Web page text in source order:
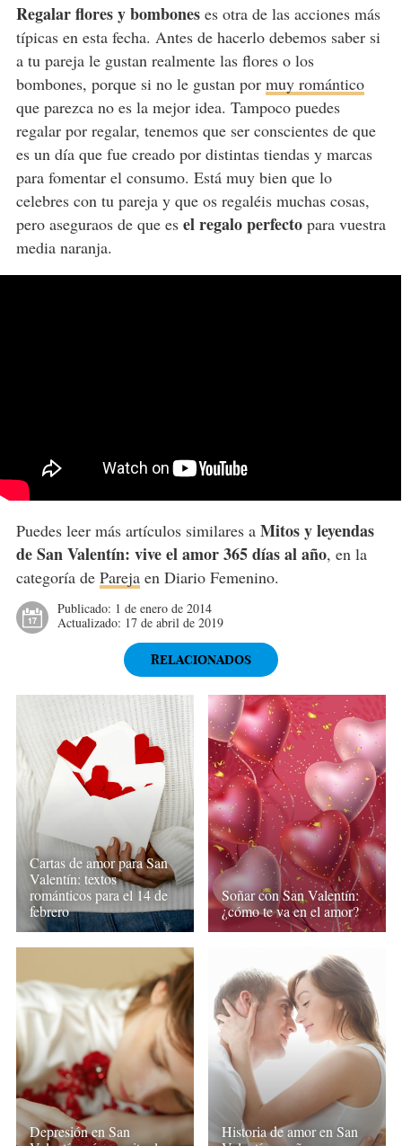
Regalar flores y bomboneses otra de las acciones más
típicas en esta fecha. Antes de hacerlo debemos saber si
a tu pareja le gustan realmente las flores o los
bombones, porque si no le gustan por muy romántico
que parezca no es la mejor idea. Tampoco puedes
regalar por regalar, tenemos que ser conscientes de que
es un día que fue creado por distintas tiendas y marcas
para fomentar el consumo. Está muy bien que lo
celebres con tu pareja y que os regaléis muchas cosas,
pero aseguraos de que es el regalo perfectopara vuestra
media naranja.
Puedes leer más artículos similares a Mitos y leyendas
de San Valentín: vive el amor 365 días al año, en la
categoría de Parejaen Diario Femenino.
Publicado: 1 de enero de 2014
Actualizado: 17 de abril de 2019
RELACIONADOS
Cartas de amor para San
Valentín: textos
románticos para el 14 de
febrero
Soñar con San Valentín:
¿cómo te va en el amor?
Depresión en San
Historia de amor en San